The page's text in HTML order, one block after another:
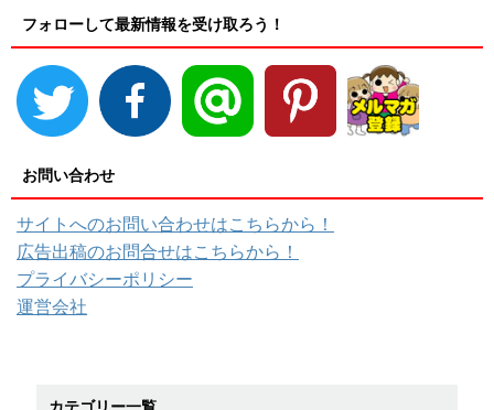
フォローして最新情報を受け取ろう！
お問い合わせ
サイトへのお問い合わせはこちらから！
広告出稿のお問合せはこちらから！
プライバシーポリシー
運営会社